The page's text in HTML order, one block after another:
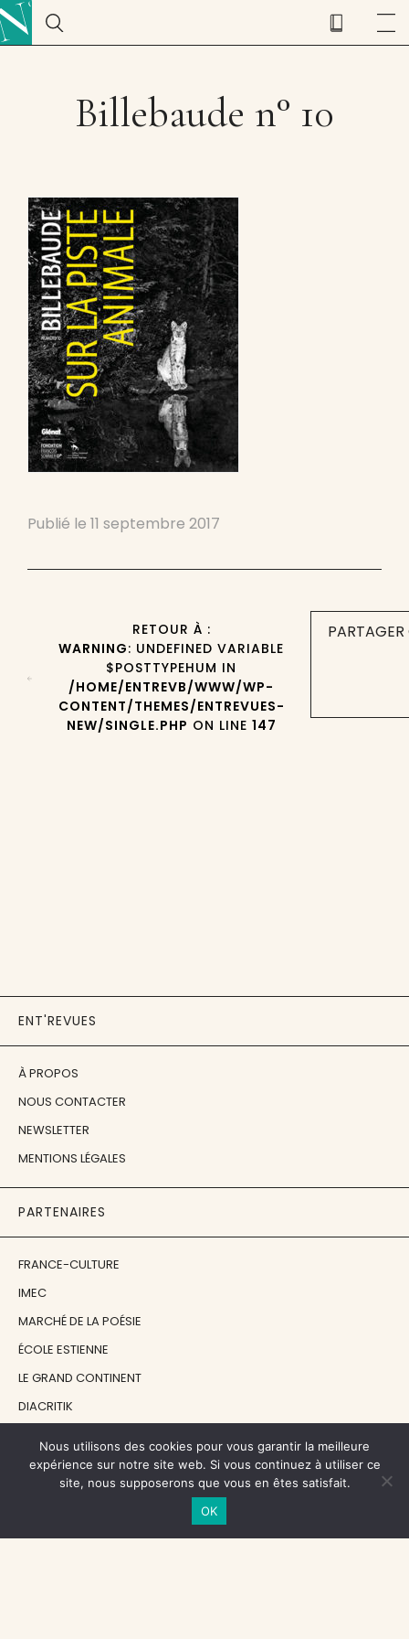
Billebaude n° 10
Publié le 11 septembre 2017
RETOUR À :
WARNING: UNDEFINED VARIABLE
$POSTTYPEHUM IN
/HOME/ENTREVB/WWW/WP-
CONTENT/THEMES/ENTREVUES-
NEW/SINGLE.PHP ON LINE 147
ENT'REVUES
À PROPOS
NOUS CONTACTER
NEWSLETTER
MENTIONS LÉGALES
PARTENAIRES
FRANCE-CULTURE
IMEC
MARCHÉ DE LA POÉSIE
ÉCOLE ESTIENNE
LE GRAND CONTINENT
DIACRITIK
NOS SOUTIENS
CENTRE NATIONAL DU LIVRE
Nous utilisons des cookies pour vous garantir la meilleure
expérience sur notre site web. Si vous continuez à utiliser ce
site, nous supposerons que vous en êtes satisfait.
OK